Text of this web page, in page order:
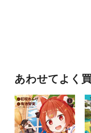
あわせてよく